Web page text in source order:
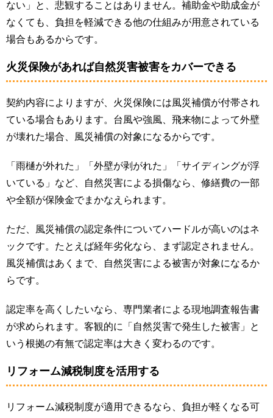
ない」と、悲観することはありません。補助金や助成金が
なくても、負担を軽減できる他の仕組みが用意されている
場合もあるからです。
火災保険があれば自然災害被害をカバーできる
契約内容によりますが、火災保険には風災補償が付帯され
ている場合もあります。台風や強風、飛来物によって外壁
が壊れた場合、風災補償の対象になるからです。
「雨樋が外れた」「外壁が剥がれた」「サイディングが浮
いている」など、自然災害による損傷なら、修繕費の一部
や全額が保険金でまかなえられます。
ただ、風災補償の認定条件についてハードルが高いのはネ
ックです。たとえば経年劣化なら、まず認定されません。
風災補償はあくまで、自然災害による被害が対象になるか
らです。
認定率を高くしたいなら、専門業者による現地調査報告書
が求められます。客観的に「自然災害で発生した被害」と
いう根拠の有無で認定率は大きく変わるのです。
リフォーム減税制度を活用する
リフォーム減税制度が適用できるなら、負担が軽くなる可